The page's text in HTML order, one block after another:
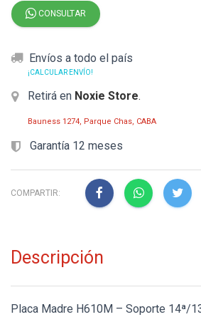
CONSULTAR
Envíos a todo el país
¡CALCULAR ENVÍO!
Retirá en Noxie Store.
Bauness 1274, Parque Chas, CABA
Garantía 12 meses
COMPARTIR:
Descripción
Placa Madre H610M – Soporte 14ª/